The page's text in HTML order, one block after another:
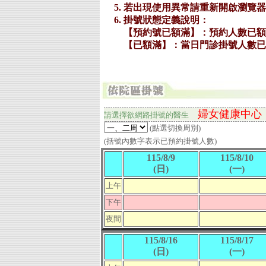
請選擇欲網路掛號的醫生 婦女健康中心
(點選切換周別)
(括號內數字表示已預約掛號人數)
115/8/9
(日)
115/8/10
(一)
上午
下午
夜間
115/8/16
(日)
115/8/17
(一)